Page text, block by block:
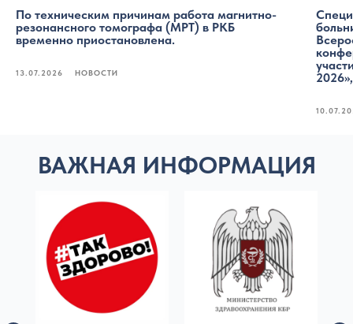
По техническим причинам работа магнитно-
резонансного томографа (МРТ) в РКБ
временно приостановлена.
13.07.2026 НОВОСТИ
ВАЖНАЯ ИНФОРМАЦИЯ